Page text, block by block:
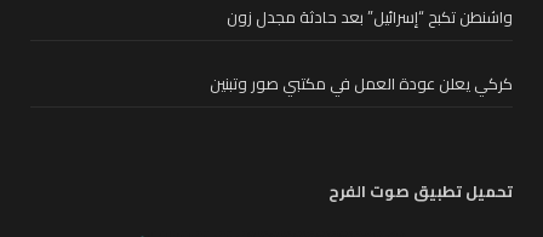
واشنطن تكبح “إسرائيل” بعد حادثة مجدل زون
كركي يعلن عودة العمل في مكتبي صور وتبنين
تحميل تطبيق صوت الفرح